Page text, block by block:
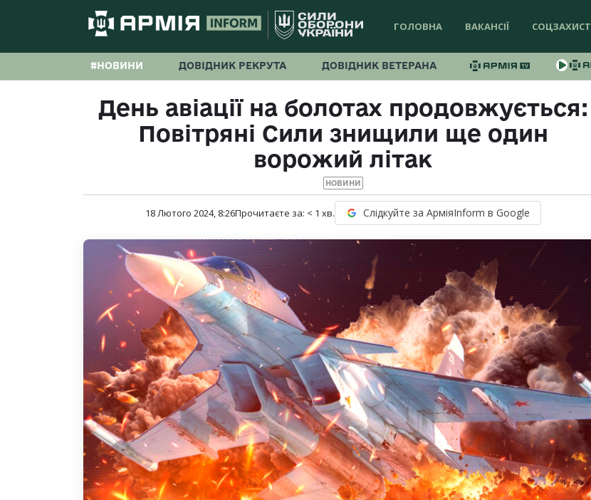
ГОЛОВНА ВАКАНСІЇ СОЦЗАХИСТ
#НОВИНИ ДОВІДНИК РЕКРУТА ДОВІДНИК ВЕТЕРАНА
День авіації на болотах продовжується:
Повітряні Сили знищили ще один
ворожий літак
НОВИНИ
18 Лютого 2024, 8:26Прочитаєте за: < 1 хв. Слідкуйте за АрміяInform в Google